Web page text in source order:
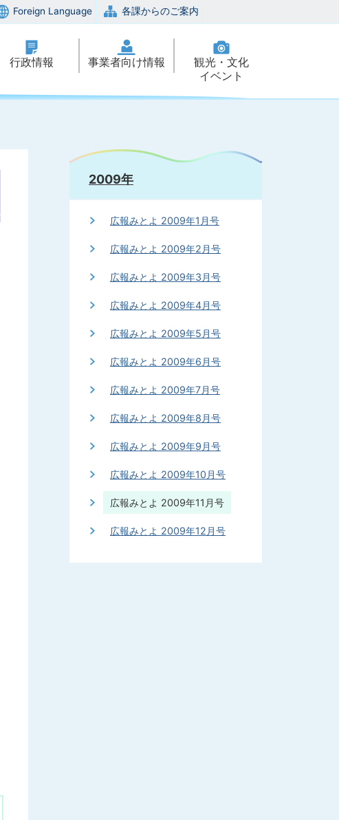
Foreign Language 各課からのご案内
行政情報 事業者向け情報
観光・文化
イベント
2009年
広報みとよ 2009年1月号
広報みとよ 2009年2月号
広報みとよ 2009年3月号
広報みとよ 2009年4月号
広報みとよ 2009年5月号
広報みとよ 2009年6月号
広報みとよ 2009年7月号
広報みとよ 2009年8月号
広報みとよ 2009年9月号
広報みとよ 2009年10月号
広報みとよ 2009年11月号
広報みとよ 2009年12月号